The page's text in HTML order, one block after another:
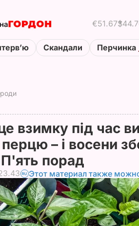
€51.67
Скандали Перчинка
взимку під час
– і восени
порад
Этот материал также